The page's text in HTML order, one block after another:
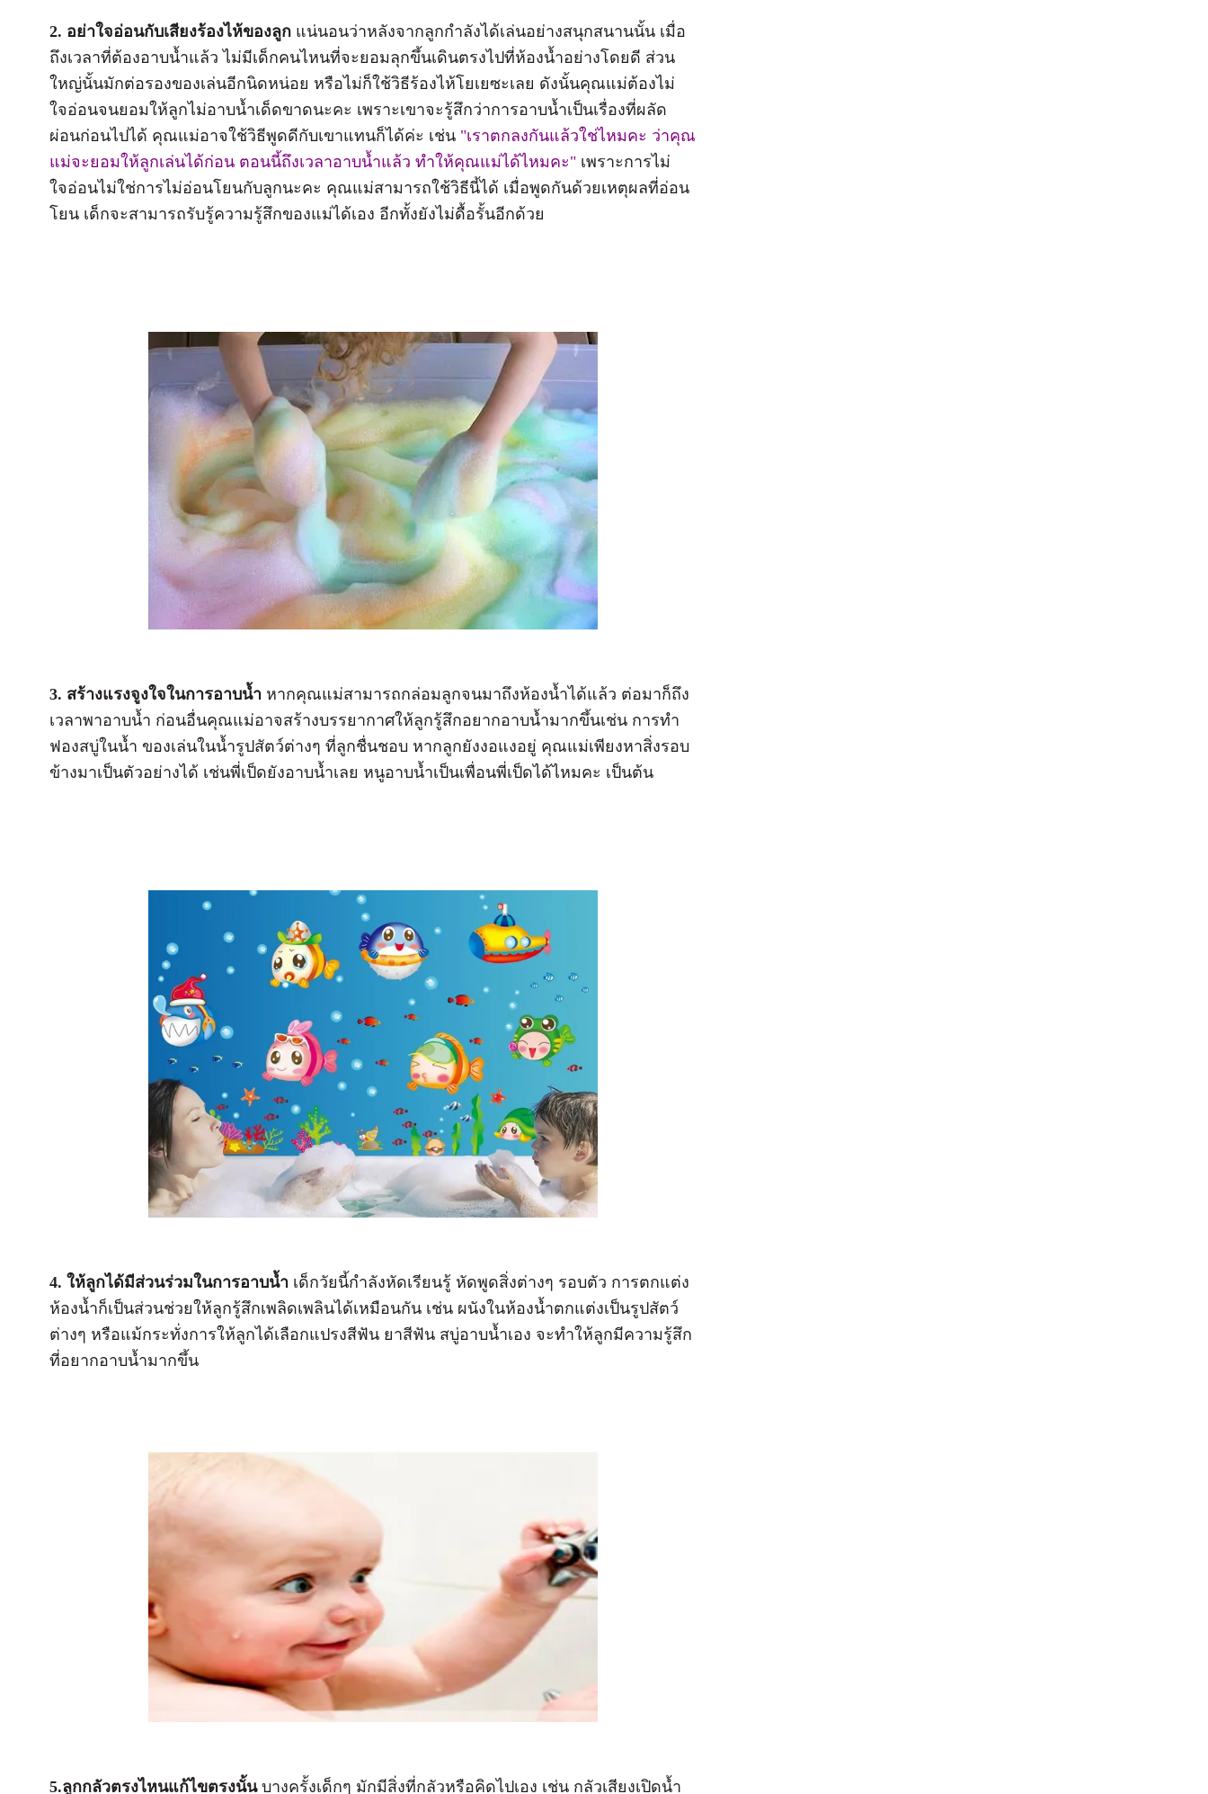
2. อย่าใจอ่อนกับเสียงร้องไห้ของลูก แน่นอนว่าหลังจากลูกกำลังได้เล่นอย่างสนุกสนานนั้น เมื่อ
ถึงเวลาที่ต้องอาบน้ำแล้ว ไม่มีเด็กคนไหนที่จะยอมลุกขึ้นเดินตรงไปที่ห้องน้ำอย่างโดยดี ส่วน
ใหญ่นั้นมักต่อรองของเล่นอีกนิดหน่อย หรือไม่ก็ใช้วิธีร้องไห้โยเยซะเลย ดังนั้นคุณแม่ต้องไม่
ใจอ่อนจนยอมให้ลูกไม่อาบน้ำเด็ดขาดนะคะ เพราะเขาจะรู้สึกว่าการอาบน้ำเป็นเรื่องที่ผลัด
ผ่อนก่อนไปได้ คุณแม่อาจใช้วิธีพูดดีกับเขาแทนก็ได้ค่ะ เช่น "เราตกลงกันแล้วใช่ไหมคะ ว่าคุณ
แม่จะยอมให้ลูกเล่นได้ก่อน ตอนนี้ถึงเวลาอาบน้ำแล้ว ทำให้คุณแม่ได้ไหมคะ" เพราะการไม่
ใจอ่อนไม่ใช่การไม่อ่อนโยนกับลูกนะคะ คุณแม่สามารถใช้วิธีนี้ได้ เมื่อพูดกันด้วยเหตุผลที่อ่อน
โยน เด็กจะสามารถรับรู้ความรู้สึกของแม่ได้เอง อีกทั้งยังไม่ดื้อรั้นอีกด้วย
3. สร้างแรงจูงใจในการอาบน้ำ หากคุณแม่สามารถกล่อมลูกจนมาถึงห้องน้ำได้แล้ว ต่อมาก็ถึง
เวลาพาอาบน้ำ ก่อนอื่นคุณแม่อาจสร้างบรรยากาศให้ลูกรู้สึกอยากอาบน้ำมากขึ้นเช่น การทำ
ฟองสบู่ในน้ำ ของเล่นในน้ำรูปสัตว์ต่างๆ ที่ลูกชื่นชอบ หากลูกยังงอแงอยู่ คุณแม่เพียงหาสิ่งรอบ
ข้างมาเป็นตัวอย่างได้ เช่นพี่เป็ดยังอาบน้ำเลย หนูอาบน้ำเป็นเพื่อนพี่เป็ดได้ไหมคะ เป็นต้น
4. ให้ลูกได้มีส่วนร่วมในการอาบน้ำ เด็กวัยนี้กำลังหัดเรียนรู้ หัดพูดสิ่งต่างๆ รอบตัว การตกแต่ง
ห้องน้ำก็เป็นส่วนช่วยให้ลูกรู้สึกเพลิดเพลินได้เหมือนกัน เช่น ผนังในห้องน้ำตกแต่งเป็นรูปสัตว์
ต่างๆ หรือแม้กระทั่งการให้ลูกได้เลือกแปรงสีฟัน ยาสีฟัน สบู่อาบน้ำเอง จะทำให้ลูกมีความรู้สึก
ที่อยากอาบน้ำมากขึ้น
5.ลูกกลัวตรงไหนแก้ไขตรงนั้นบางครั้งเด็กๆ มักมีสิ่งที่กลัวหรือคิดไปเอง เช่น กลัวเสียงเปิดน้ำ